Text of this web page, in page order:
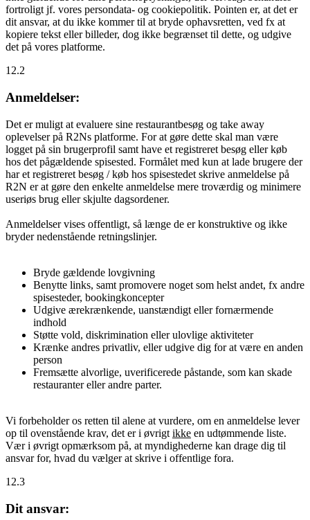
fortroligt jf. vores persondata- og cookiepolitik. Pointen er, at det er
dit ansvar, at du ikke kommer til at bryde ophavsretten, ved fx at
kopiere tekst eller billeder, dog ikke begrænset til dette, og udgive
det på vores platforme.
12.2
Anmeldelser:
Det er muligt at evaluere sine restaurantbesøg og take away
oplevelser på R2Ns platforme. For at gøre dette skal man være
logget på sin brugerprofil samt have et registreret besøg eller køb
hos det pågældende spisested. Formålet med kun at lade brugere der
har et registreret besøg / køb hos spisestedet skrive anmeldelse på
R2N er at gøre den enkelte anmeldelse mere troværdig og minimere
useriøs brug eller skjulte dagsordener.
Anmeldelser vises offentligt, så længe de er konstruktive og ikke
bryder nedenstående retningslinjer.
Bryde gældende lovgivning
Benytte links, samt promovere noget som helst andet, fx andre
spisesteder, bookingkoncepter
Udgive ærekrænkende, uanstændigt eller fornærmende
indhold
Støtte vold, diskrimination eller ulovlige aktiviteter
Krænke andres privatliv, eller udgive dig for at være en anden
person
Fremsætte alvorlige, uverificerede påstande, som kan skade
restauranter eller andre parter.
Vi forbeholder os retten til alene at vurdere, om en anmeldelse lever
op til ovenstående krav, det er i øvrigt ikke en udtømmende liste.
Vær i øvrigt opmærksom på, at myndighederne kan drage dig til
ansvar for, hvad du vælger at skrive i offentlige fora.
12.3
Dit ansvar: